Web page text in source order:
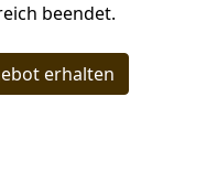
beendet.
erhalten